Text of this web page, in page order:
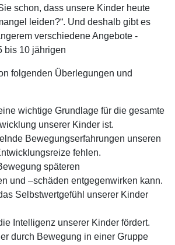
schon, dass unsere Kinder heute
leiden?“. Und deshalb gibt es
verschiedene Angebote -
bis 10 jährigen
folgenden Überlegungen und
wichtige Grundlage für die gesamte
unserer Kinder ist.
Bewegungserfahrungen unseren
fehlen.
späteren
und –schäden entgegenwirken kann.
Selbstwertgefühl unserer Kinder
Intelligenz unserer Kinder fördert.
durch Bewegung in einer Gruppe